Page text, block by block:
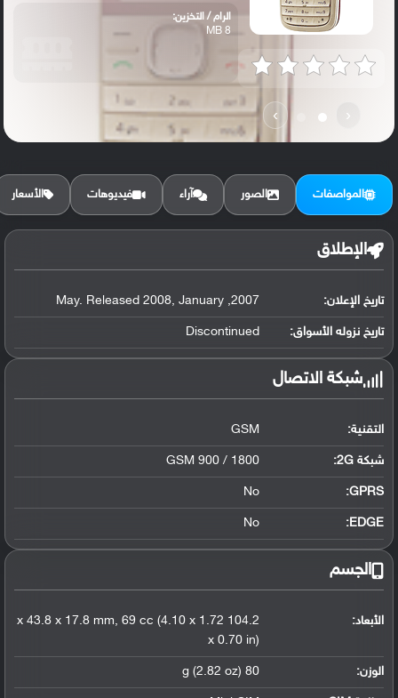
‹
›
الرام / التخزين:
8 MB
المواصفات الصور آراء فيديوهات الأسعار
الإطلاق
تاريخ الإعلان: 2007, May. Released 2008, January
تاريخ نزوله الأسواق: Discontinued
شبكة الاتصال
التقنية: GSM
شبكة 2G: GSM 900 / 1800
GPRS:
No
EDGE:
No
الجسم
الأبعاد:
104.2 x 43.8 x 17.8 mm, 69 cc (4.10 x 1.72
x 0.70 in)
الوزن: 80 g (2.82 oz)